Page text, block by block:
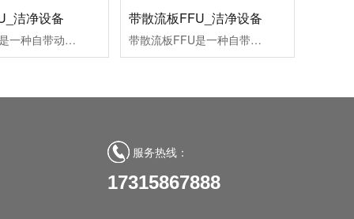
洁净设备
带法兰FFU是一种自带动力、具有过滤功效的模块化的末端送风装置。设有初、有效双级过滤网，风机从FFU顶部将空气吸入并经初、有效过滤器过滤，过滤后的洁净空气在整个出风面以0.45M/S+20%的风速匀速送出。可模块化连接使用，被广泛应用于无尘室,洁净工作台、洁净生产线、组装式洁净室和局部百级等场合。
带散流板FFU_洁净设备
带散流板FFU是一种自带动力、具有过滤功效的模块化的末端送风装置。设有初、有效双级过滤网，风机从FFU顶部将空气吸入并经初、有效过滤器过滤，过滤后的洁净空气在整个出风面以0.45M/S+20%的风速匀速送出。可模块化连接使用，被广泛应用于无尘室,洁净工作台、洁净生产线、组装式洁净室和局部百级等场合。
服务热线：
17315867888